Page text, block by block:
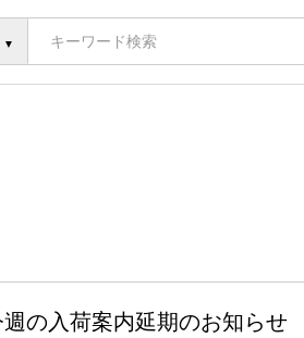
週の入荷案内延期のお知らせ